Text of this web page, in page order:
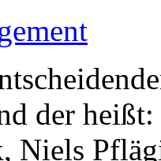
der
Niels